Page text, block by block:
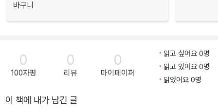
바구니
0
100자평
0
리뷰
0
마이페이퍼
읽고 싶어요 0명
읽고 있어요 0명
읽었어요 0명
이 책에 내가 남긴 글